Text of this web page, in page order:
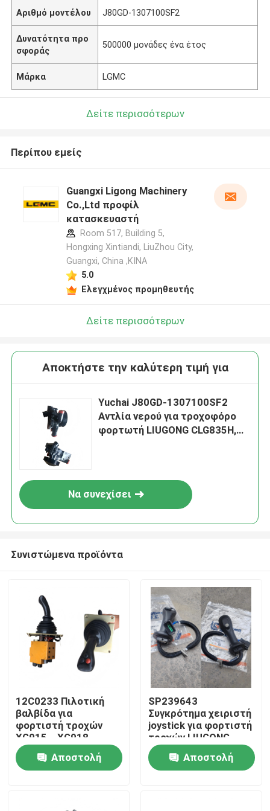
Σπίτι
Προϊόντα
Αριθμό μοντέλου J80GD-1307100SF2
Δυνατότητα προ
σφοράς
500000 μονάδες ένα έτος
Μάρκα LGMC
Δείτε περισσότερων
Περίπου εμείς
Guangxi Ligong Machinery
Co.,Ltd προφίλ
κατασκευαστή
Room 517, Building 5,
Hongxing Xintiandi, LiuZhou City,
Guangxi, China ,ΚΙΝΑ
5.0
Ελεγχμένος προμηθευτής
Δείτε περισσότερων
Αποκτήστε την καλύτερη τιμή για
Yuchai J80GD-1307100SF2
Αντλία νερού για τροχοφόρο
φορτωτή LIUGONG CLG835H,
Να συνεχίσει
Συνιστώμενα προϊόντα
12C0233 Πιλοτική
βαλβίδα για
φορτιστή τροχών
XG915、XG918、
XG932、XG955、
XG962、XG982
Αντικειμή
Αποστολή
SP239643
Συγκρότημα χειριστή
joystick για φορτιστή
τροχών LIUGONG
CLG856H Excavator
CLG920D、
CLG922D、CLG925D
Αποστολή